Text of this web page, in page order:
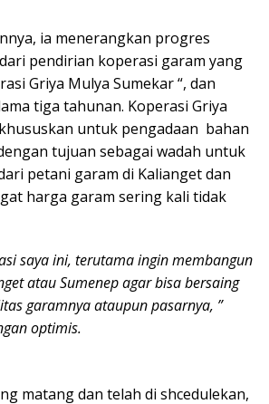
ia menerangkan progres
pendirian koperasi garam yang
Griya Mulya Sumekar “, dan
tiga tahunan. Koperasi Griya
untuk pengadaan bahan
tujuan sebagai wadah untuk
petani garam di Kalianget dan
harga garam sering kali tidak
saya ini, terutama ingin membangun
atau Sumenep agar bisa bersaing
garamnya ataupun pasarnya, ”
optimis.
matang dan telah di shcedulekan,